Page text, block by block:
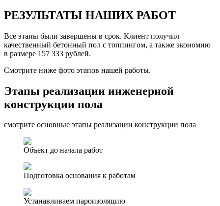
РЕЗУЛЬТАТЫ НАШИХ РАБОТ
Все этапы были завершены в срок. Клиент получил
качественный бетонный пол с топпингом, а также экономию
в размере 157 333 рублей.
Смотрите ниже фото этапов нашей работы.
Этапы реализации инженерной
конструкции пола
смотрите основные этапы реализации конструкции пола
Объект до начала работ
Подготовка основания к работам
Устанавливаем пароизоляцию